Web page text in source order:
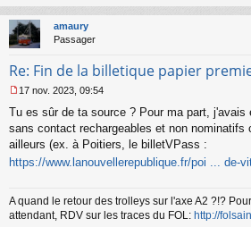
amaury
Passager
Re: Fin de la billetique papier
e
s
s
g
o
n
17 nov. 2023, 09:54
Tu es sûr de ta source ? Pour ma part,
sans contact rechargeables et non nominatifs
ailleurs (ex. à Poitiers, le billetVPass :
https://www.lanouvellerepublique.fr/poi ... de-
A quand le retour des trolleys sur l'axe A2 ?!?
attendant, RDV sur les traces du FOL: http://